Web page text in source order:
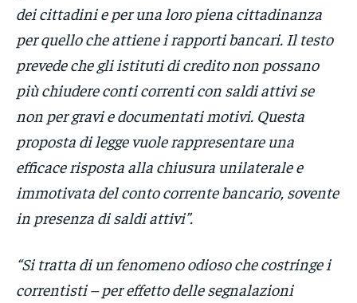
dei cittadini e per una loro piena cittadinanza
per quello che attiene i rapporti bancari. Il testo
prevede che gli istituti di credito non possano
più chiudere conti correnti con saldi attivi se
non per gravi e documentati motivi. Questa
proposta di legge vuole rappresentare una
efficace risposta alla chiusura unilaterale e
immotivata del conto corrente bancario, sovente
in presenza di saldi attivi”.
“Si tratta di un fenomeno odioso che costringe i
correntisti – per effetto delle segnalazioni